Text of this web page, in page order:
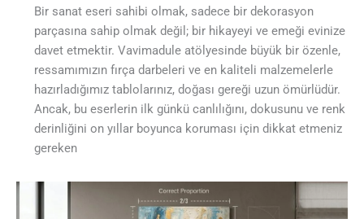
Bir sanat eseri sahibi olmak, sadece bir dekorasyon
parçasına sahip olmak değil; bir hikayeyi ve emeği evinize
davet etmektir. Vavimadule atölyesinde büyük bir özenle,
ressamımızın fırça darbeleri ve en kaliteli malzemelerle
hazırladığımız tablolarınız, doğası gereği uzun ömürlüdür.
Ancak, bu eserlerin ilk günkü canlılığını, dokusunu ve renk
derinliğini on yıllar boyunca koruması için dikkat etmeniz
gereken